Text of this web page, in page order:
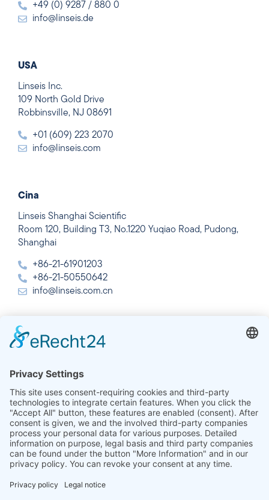
+49 (0) 9287 / 880 0
info@linseis.de
USA
Linseis Inc.
109 North Gold Drive
Robbinsville, NJ 08691
+01 (609) 223 2070
info@linseis.com
Cina
Linseis Shanghai Scientific
Room 120, Building T3, No.1220 Yuqiao Road, Pudong,
Shanghai
+86-21-61901203
+86-21-50550642
info@linseis.com.cn
India
Plot 65, 2nd Floor, Sai Enclave,
+91-11-42883851
sales@linseis.in